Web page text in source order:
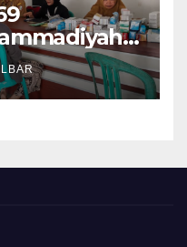
Dua Tim,
Dampingi
Lansia